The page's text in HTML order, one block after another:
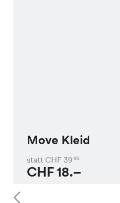
Move Kleid
statt CHF 3995
CHF18.–